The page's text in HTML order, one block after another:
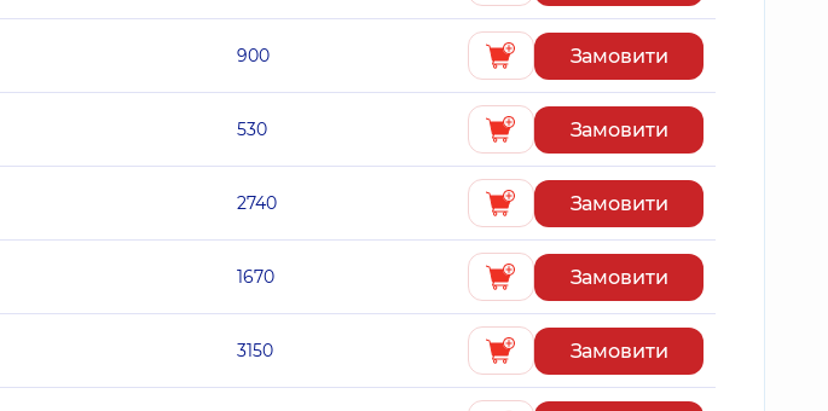
900 Замовити
530 Замовити
2740 Замовити
1670 Замовити
3150 Замовити